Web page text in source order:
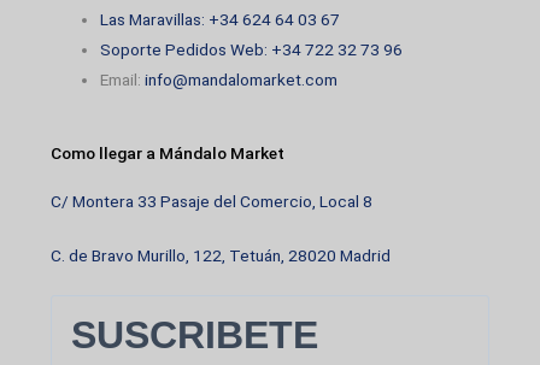
Las Maravillas: +34 624 64 03 67
Soporte Pedidos Web: +34 722 32 73 96
Email:info@mandalomarket.com
Como llegar a Mándalo Market
C/ Montera 33 Pasaje del Comercio, Local 8
C. de Bravo Murillo, 122, Tetuán, 28020 Madrid
SUSCRIBETE